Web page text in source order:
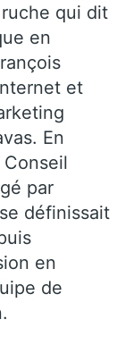
qui dit
en
et
En
par
définissait
en
de